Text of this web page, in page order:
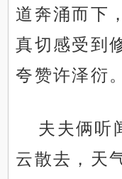
道奔涌而下
真切感受到
夸赞许泽衍。
夫夫俩听
云散去，天